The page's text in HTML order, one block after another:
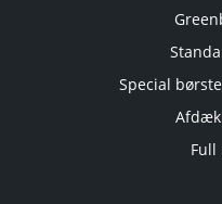
Special
Full